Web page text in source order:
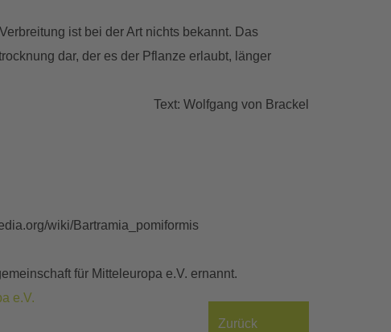
ist bei der Art nichts bekannt. Das
dar, der es der Pflanze erlaubt, länger
Text: Wolfgang von Brackel
wiki/Bartramia_pomiformis
für Mitteleuropa e.V. ernannt.
e.V.
Zurück